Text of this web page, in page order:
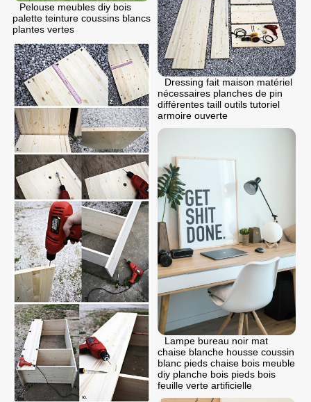
Pelouse meubles diy bois
palette teinture coussins blancs
plantes vertes
Dressing fait maison matériel
nécessaires planches de pin
différentes taill outils tutoriel
armoire ouverte
Lampe bureau noir mat
chaise blanche housse coussin
blanc pieds chaise bois meuble
diy planche bois pieds bois
feuille verte artificielle